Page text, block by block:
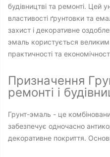
будівництві та ремонті. Цей
властивості ґрунтовки та
захист і декоративне
эмаль користується
практичності та
Призначення
ремонті і
Грунт-эмаль - це
забезпечує одночасно
декоративне покриття.